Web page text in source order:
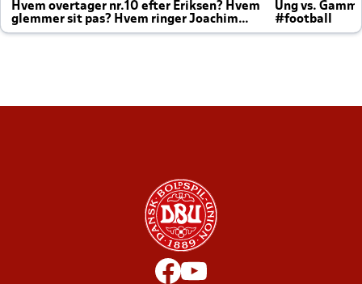
Hvem overtager nr.10 efter Eriksen? Hvem
glemmer sit pas? Hvem ringer Joachim
altid til efter kampe?
Ung vs.
#football